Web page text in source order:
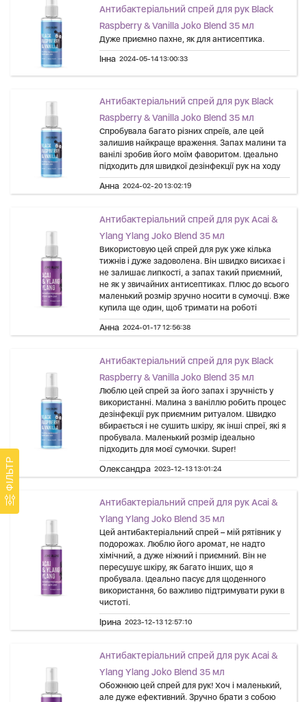
ФІЛЬТР
Антибактеріальний спрей для рук Black
Raspberry & Vanilla Joko Blend 35 мл
Дуже приємно пахне, як для антисептика.
Інна 2024-05-14 13:00:33
Антибактеріальний спрей для рук Black
Raspberry & Vanilla Joko Blend 35 мл
Спробувала багато різних спреїв, але цей
залишив найкраще враження. Запах малини та
ванілі зробив його моїм фаворитом. Ідеально
підходить для швидкої дезінфекції рук на ходу
Анна 2024-02-20 13:02:19
Антибактеріальний спрей для рук Acai &
Ylang Ylang Joko Blend 35 мл
Використовую цей спрей для рук уже кілька
тижнів і дуже задоволена. Він швидко висихає і
не залишає липкості, а запах такий приємний,
не як у звичайних антисептиках. Плюс до всього
маленький розмір зручно носити в сумочці. Вже
купила ще один, щоб тримати на роботі
Анна 2024-01-17 12:56:38
Антибактеріальний спрей для рук Black
Raspberry & Vanilla Joko Blend 35 мл
Люблю цей спрей за його запах і зручність у
використанні. Малина з ваніллю робить процес
дезінфекції рук приємним ритуалом. Швидко
вбирається і не сушить шкіру, як інші спреї, які я
пробувала. Маленький розмір ідеально
підходить для моєї сумочки. Super!
Олександра 2023-12-13 13:01:24
Антибактеріальний спрей для рук Acai &
Ylang Ylang Joko Blend 35 мл
Цей антибактеріальний спрей – мій рятівник у
подорожах. Люблю його аромат, не надто
хімічний, а дуже ніжний і приємний. Він не
пересушує шкіру, як багато інших, що я
пробувала. Ідеально пасує для щоденного
використання, бо важливо підтримувати руки в
чистоті.
Ірина 2023-12-13 12:57:10
Антибактеріальний спрей для рук Acai &
Ylang Ylang Joko Blend 35 мл
Обожнюю цей спрей для рук! Хоч і маленький,
але дуже ефективний. Зручно брати з собою